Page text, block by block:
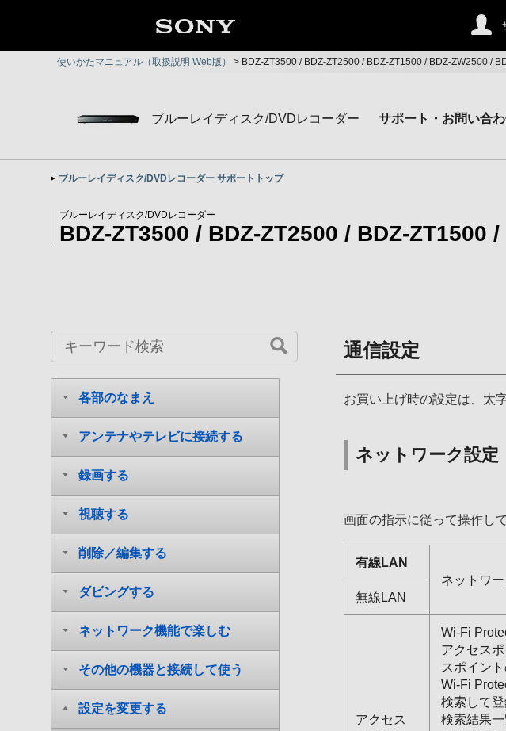
使いかたマニュアル（取扱説明 Web版） > BDZ-ZT3500 / BDZ-ZT2500 / BDZ-ZT1500 / BDZ-ZW2500 /
ブルーレイディスク/DVDレコーダー サポート・お問い合
ブルーレイディスク/DVDレコーダー サポートトップ
ブルーレイディスク/DVDレコーダー
BDZ-ZT3500 / BDZ-ZT2500 / BDZ-ZT1500
各部のなまえ
アンテナやテレビに接続する
録画する
視聴する
削除／編集する
ダビングする
ネットワーク機能で楽しむ
その他の機器と接続して使う
設定を変更する
通信設定
お買い上げ時の設定は、太
ネットワーク設定
画面の指示に従って操作し
有線LAN
ネットワ
無線LAN
アクセス
Wi-Fi
アクセス
スポイン
Wi-Fi
検索して登
検索結果